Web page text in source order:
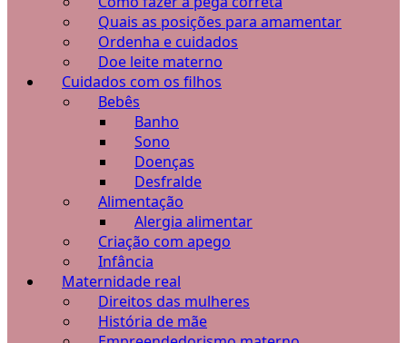
Quais as posições para amamentar
Ordenha e cuidados
Doe leite materno
Cuidados com os filhos
Bebês
Banho
Sono
Doenças
Desfralde
Alimentação
Alergia alimentar
Criação com apego
Infância
Maternidade real
Direitos das mulheres
História de mãe